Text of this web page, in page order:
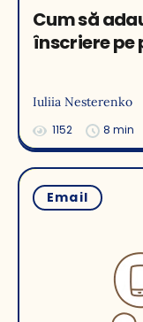
Cum să
înscriere pe
Iuliia Nesterenko
1152 8 min
Email